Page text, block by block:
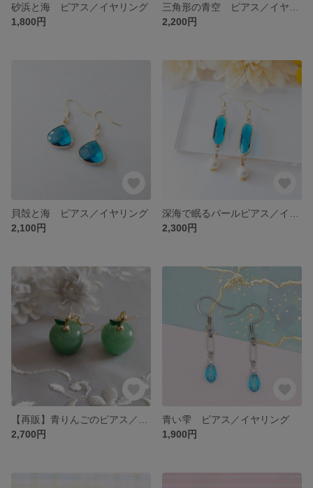
砂浜と海 ピアス／イヤリング
1,800円
2,200円
貝殻と海 ピアス／イヤリング
2,100円
2,300円
2,700円
青い雫 ピアス／イヤリング
1,900円